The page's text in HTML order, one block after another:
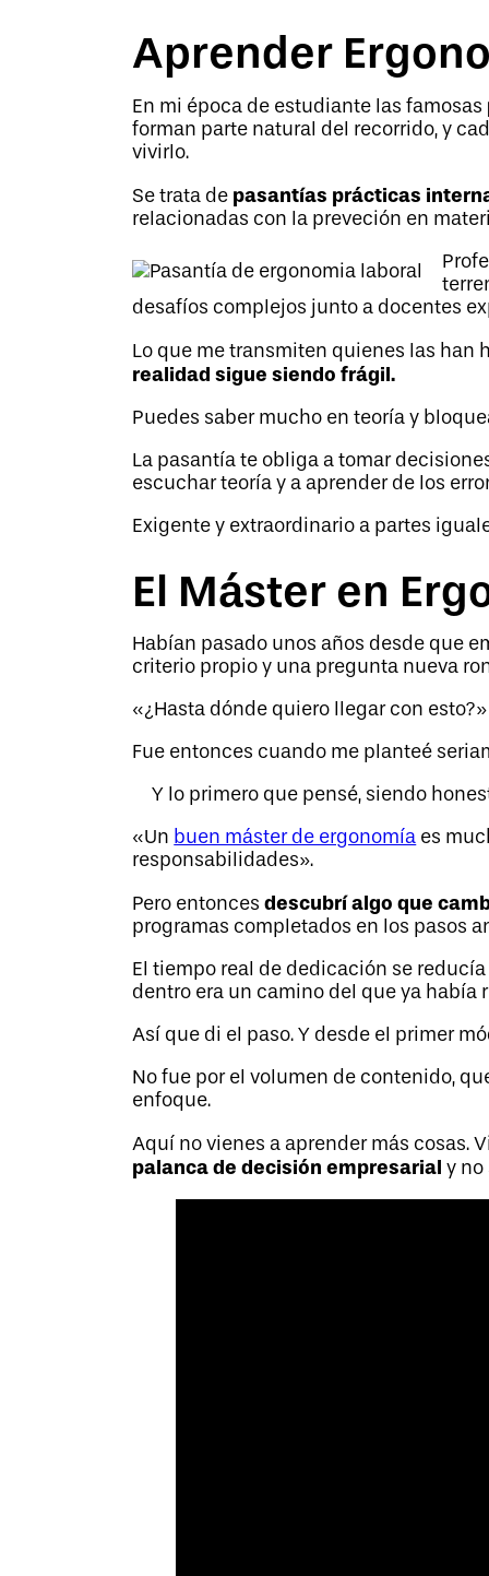
Aprender
En mi época de estudiante las famosas
forman parte natural del recorrido, y
vivirlo.
Se trata de pasantías prácticas
relacionadas con la preveción en
desafíos complejos junto a docentes
Lo que me transmiten quienes las han
realidad sigue siendo frágil.
Puedes saber mucho en teoría y
La pasantía te obliga a tomar
escuchar teoría y a aprender de los
Exigente y extraordinario a partes
El Máster en
Habían pasado unos años desde que
criterio propio y una pregunta nueva
«¿Hasta dónde quiero llegar con esto?»
Fue entonces cuando me planteé
Y lo primero que pensé, siendo
«Un buen máster de ergonomía es
responsabilidades».
Pero entoncesdescubrí algo que
programas completados en los pasos
El tiempo real de dedicación se
dentro era un camino del que ya había
Así que di el paso. Y desde el primer
No fue por el volumen de contenido,
enfoque.
Aquí no vienes a aprender más cosas.
palanca de decisión empresarial y